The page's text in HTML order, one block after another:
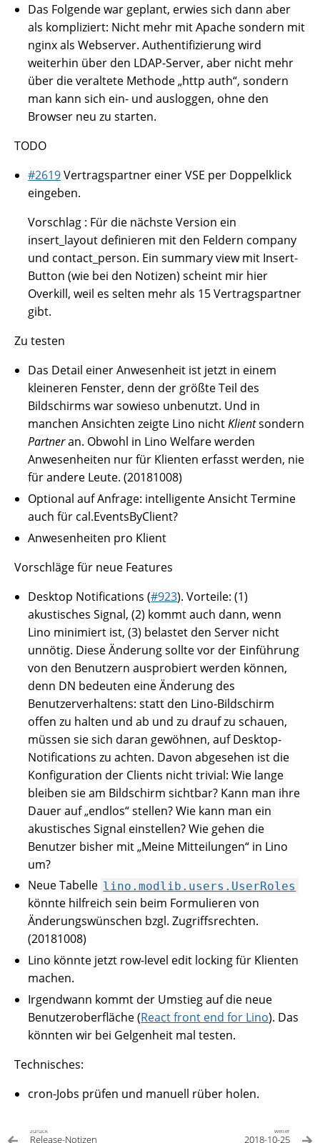
Das Folgende war geplant, erwies sich dann aber
als kompliziert: Nicht mehr mit Apache sondern mit
nginx als Webserver. Authentifizierung wird
weiterhin über den LDAP-Server, aber nicht mehr
über die veraltete Methode „http auth“, sondern
man kann sich ein- und ausloggen, ohne den
Browser neu zu starten.
TODO
#2619Vertragspartner einer VSE per Doppelklick
eingeben.
Vorschlag : Für die nächste Version ein
insert_layout definieren mit den Feldern company
und contact_person. Ein summary view mit Insert-
Button (wie bei den Notizen) scheint mir hier
Overkill, weil es selten mehr als 15 Vertragspartner
gibt.
Zu testen
Das Detail einer Anwesenheit ist jetzt in einem
kleineren Fenster, denn der größte Teil des
Bildschirms war sowieso unbenutzt. Und in
manchen Ansichten zeigte Lino nichtKlientsondern
Partneran. Obwohl in Lino Welfare werden
Anwesenheiten nur für Klienten erfasst werden, nie
für andere Leute. (20181008)
Optional auf Anfrage: intelligente Ansicht Termine
auch für cal.EventsByClient?
Anwesenheiten pro Klient
Vorschläge für neue Features
Desktop Notifications (#923). Vorteile: (1)
akustisches Signal, (2) kommt auch dann, wenn
Lino minimiert ist, (3) belastet den Server nicht
unnötig. Diese Änderung sollte vor der Einführung
von den Benutzern ausprobiert werden können,
denn DN bedeuten eine Änderung des
Benutzerverhaltens: statt den Lino-Bildschirm
offen zu halten und ab und zu drauf zu schauen,
müssen sie sich daran gewöhnen, auf Desktop-
Notifications zu achten. Davon abgesehen ist die
Konfiguration der Clients nicht trivial: Wie lange
bleiben sie am Bildschirm sichtbar? Kann man ihre
Dauer auf „endlos“ stellen? Wie kann man ein
akustisches Signal einstellen? Wie gehen die
Benutzer bisher mit „Meine Mitteilungen“ in Lino
um?
Neue Tabelle lino.modlib.users.UserRoles
könnte hilfreich sein beim Formulieren von
Änderungswünschen bzgl. Zugriffsrechten.
(20181008)
Lino könnte jetzt row-level edit locking für Klienten
machen.
Irgendwann kommt der Umstieg auf die neue
Benutzeroberfläche (React front end for Lino). Das
könnten wir bei Gelgenheit mal testen.
Technisches:
cron-Jobs prüfen und manuell rüber holen.
zurück
Release-Notizen
weiter
2018-10-25